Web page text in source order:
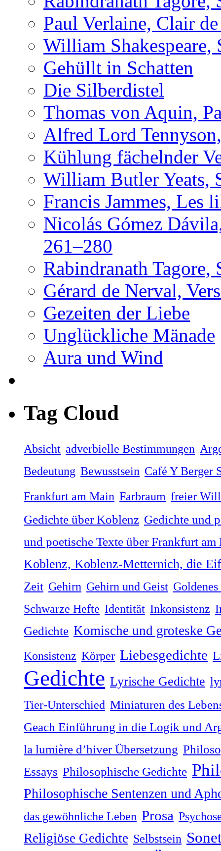
Paul Verlaine, Clair
William Shakespeare,
Gehüllt in Schatten
Die Silberdistel
Thomas von Aquin,
Alfred Lord
Kühlung fächelnder
William Butler Yeats,
Francis Jammes, Les
Nicolás Gómez
261–280
Rabindranath
Gérard de Nerval,
Gezeiten der Liebe
Unglückliche Mänade
Aura und Wind
Tag Cloud
Absicht adverbielle Bestimmungen
Bedeutung Bewusstsein Café Y Berger
Frankfurt am Main Farbraum freier
Gedichte über Koblenz Gedichte und
und poetische Texte über Frankfurt am
Koblenz, Koblenz-Metternich, die
Zeit Gehirn Gehirn und Geist
Schwarze Hefte Identität Inkonsistenz
Gedichte Komische und groteske
Konsistenz Körper Liebesgedichte
Gedichte Lyrische Gedichte
Tier-Unterschied Miniaturen des
Geach Einführung in die Logik und
la lumière dʼhiver Übersetzung
Essays Philosophische Gedichte
Philosophische Sentenzen und
das gewöhnliche Leben Prosa
Religiöse Gedichte Selbstsein